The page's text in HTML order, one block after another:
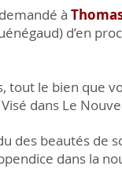
à
d’en
tout le bien que
dans Le
des beautés de
dans la